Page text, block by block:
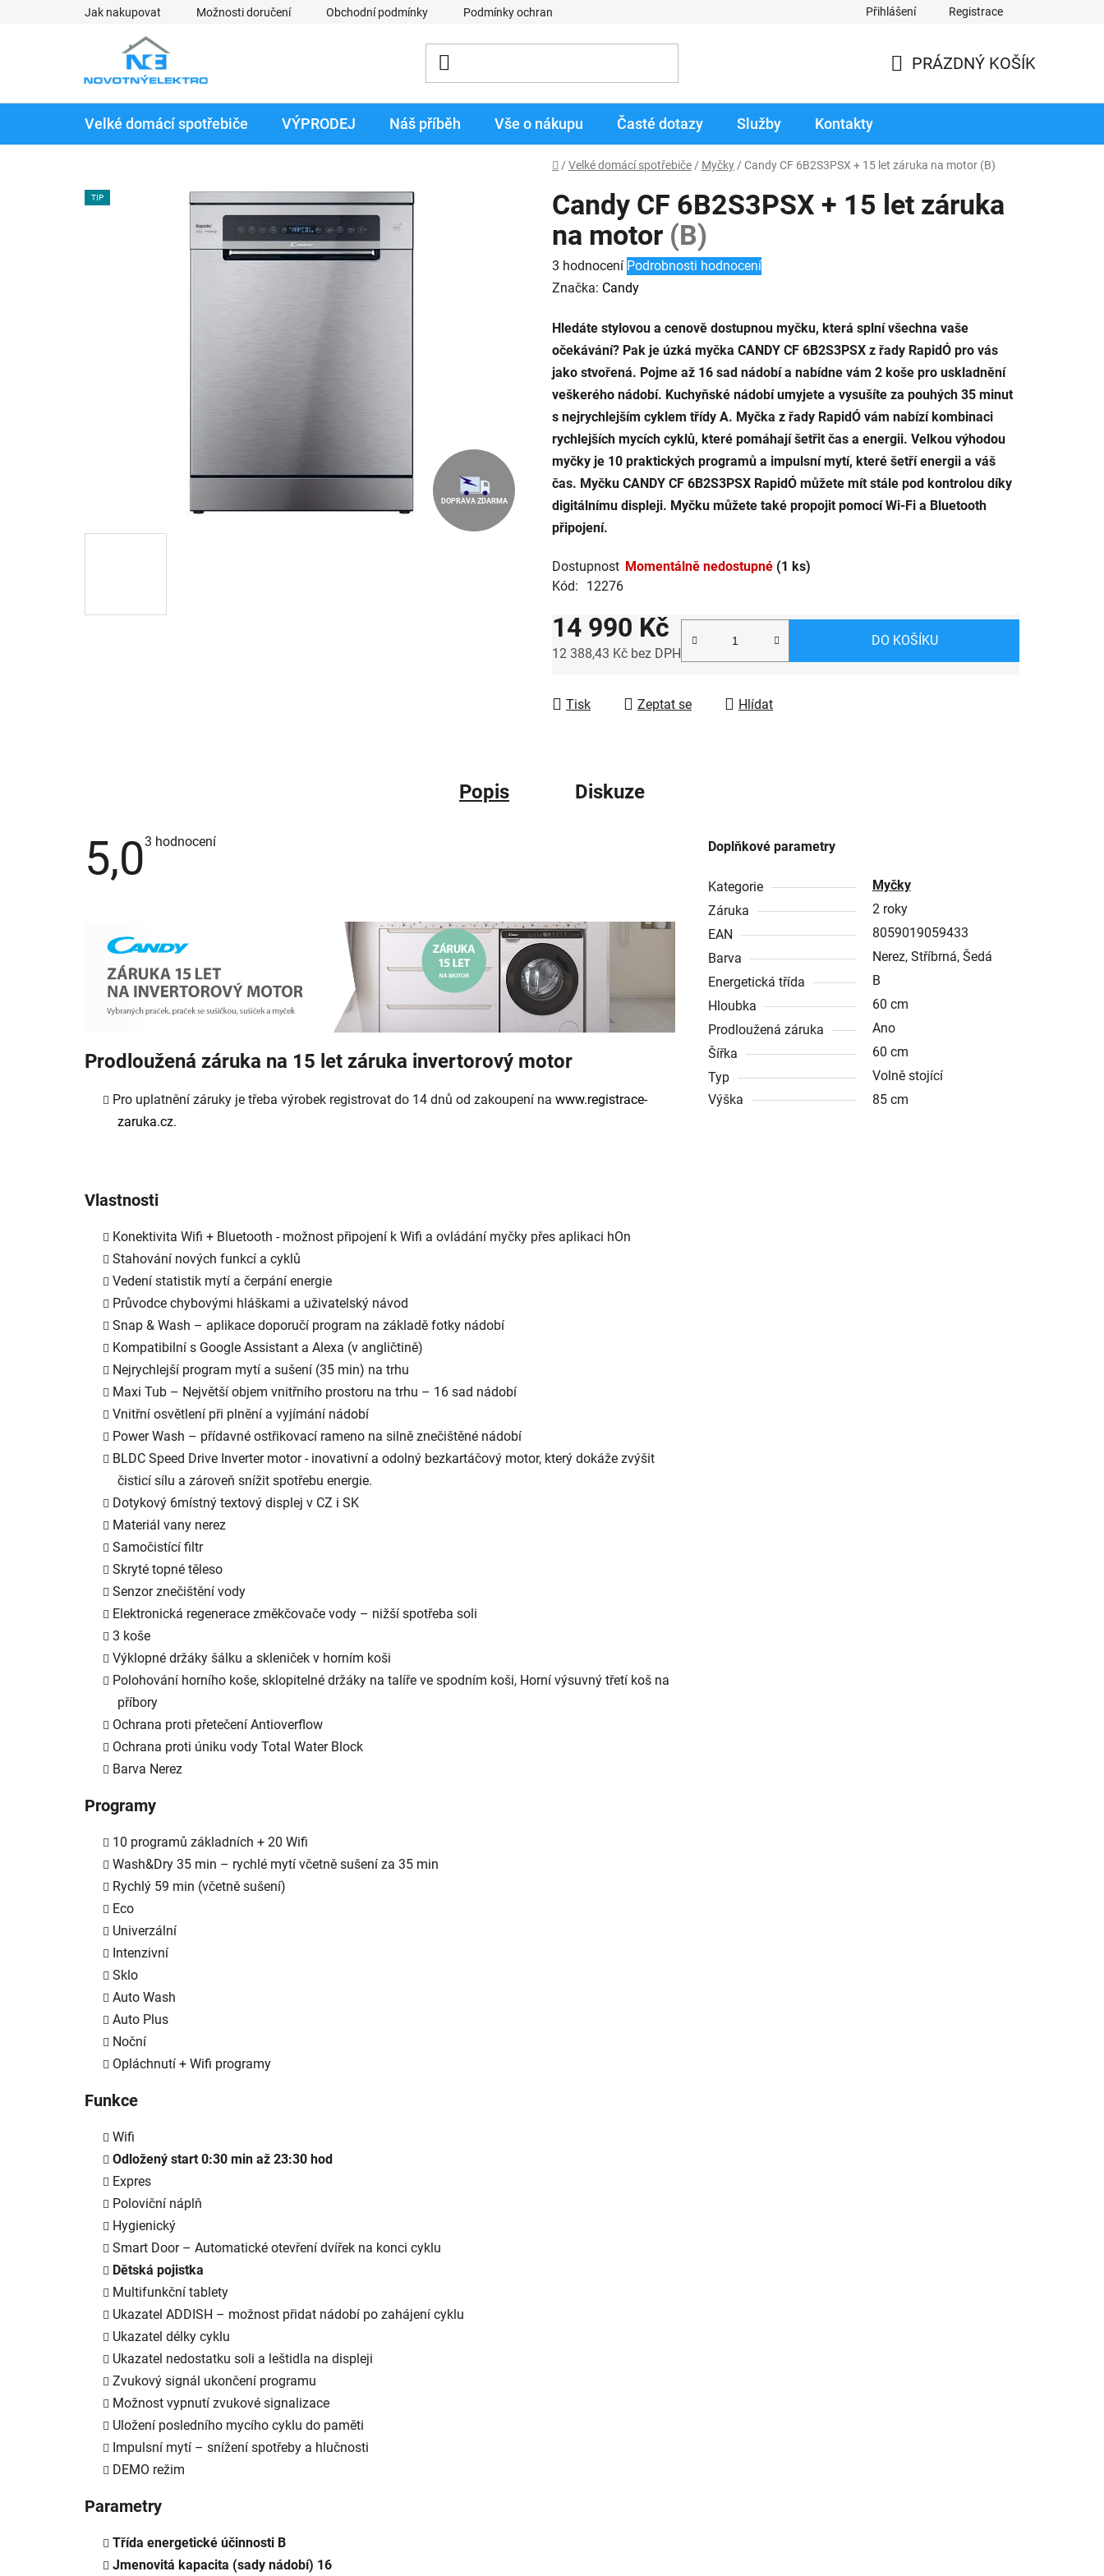
Jak nakupovat Možnosti doručení Obchodní podmínky Podmínky ochrany osobních údajů Obchodní podmínky prodloužené záruky Reklamace zboží v záruční době
Přihlášení Registrace
PRÁZDNÝ KOŠÍK
Velké domácí spotřebiče VÝPRODEJ Náš příběh Vše o nákupu Časté dotazy Služby Kontakty
Domů
/ Velké domácí spotřebiče / Myčky / Candy CF 6B2S3PSX + 15 let záruka na motor (B)
Candy CF 6B2S3PSX + 15 let záruka
na motor (B)
Průměrné
hodnocení
je
5,0
z
5
hvězdiček.
3 hodnocení Podrobnosti hodnocení
Značka: Candy
Hledáte stylovou a cenově dostupnou myčku, která splní všechna vaše
očekávání? Pak je úzká myčka CANDY CF 6B2S3PSX z řady RapidÓ pro vás
jako stvořená. Pojme až 16 sad nádobí a nabídne vám 2 koše pro uskladnění
veškerého nádobí. Kuchyňské nádobí umyjete a vysušíte za pouhých 35 minut
s nejrychlejším cyklem třídy A. Myčka z řady RapidÓ vám nabízí kombinaci
rychlejších mycích cyklů, které pomáhají šetřit čas a energii. Velkou výhodou
myčky je 10 praktických programů a impulsní mytí, které šetří energii a váš
čas. Myčku CANDY CF 6B2S3PSX RapidÓ můžete mít stále pod kontrolou díky
digitálnímu displeji. Myčku můžete také propojit pomocí Wi-Fi a Bluetooth
připojení.
Dostupnost Momentálně nedostupné (1 ks)
Kód:
12276
14 990 Kč
12 388,43 Kč bez DPH
DO KOŠÍKU
Tisk Zeptat se Hlídat
TIP
DOPRAVA ZDARMA
Popis Diskuze
5,0Průměrné
3 hodnocení
Prodloužená záruka na 15 let záruka invertorový motor
Pro uplatnění záruky je třeba výrobek registrovat do 14 dnů od zakoupení na www.registrace-
zaruka.cz.
Vlastnosti
Konektivita Wifi + Bluetooth - možnost připojení k Wifi a ovládání myčky přes aplikaci hOn
Stahování nových funkcí a cyklů
Vedení statistik mytí a čerpání energie
Průvodce chybovými hláškami a uživatelský návod
Snap & Wash – aplikace doporučí program na základě fotky nádobí
Kompatibilní s Google Assistant a Alexa (v angličtině)
Nejrychlejší program mytí a sušení (35 min) na trhu
Maxi Tub – Největší objem vnitřního prostoru na trhu – 16 sad nádobí
Vnitřní osvětlení při plnění a vyjímání nádobí
Power Wash – přídavné ostřikovací rameno na silně znečištěné nádobí
BLDC Speed Drive Inverter motor - inovativní a odolný bezkartáčový motor, který dokáže zvýšit
čisticí sílu a zároveň snížit spotřebu energie.
Dotykový 6místný textový displej v CZ i SK
Materiál vany nerez
Samočistící filtr
Skryté topné těleso
Senzor znečištění vody
Elektronická regenerace změkčovače vody – nižší spotřeba soli
3 koše
Výklopné držáky šálku a skleniček v horním koši
Polohování horního koše, sklopitelné držáky na talíře ve spodním koši, Horní výsuvný třetí koš na
příbory
Ochrana proti přetečení Antioverflow
Ochrana proti úniku vody Total Water Block
Barva Nerez
Programy
10 programů základních + 20 Wifi
Wash&Dry 35 min – rychlé mytí včetně sušení za 35 min
Rychlý 59 min (včetně sušení)
Eco
Univerzální
Intenzivní
Sklo
Auto Wash
Auto Plus
Noční
Opláchnutí + Wifi programy
Funkce
Wifi
Odložený start 0:30 min až 23:30 hod
Expres
Poloviční náplň
Hygienický
Smart Door – Automatické otevření dvířek na konci cyklu
Dětská pojistka
Multifunkční tablety
Ukazatel ADDISH – možnost přidat nádobí po zahájení cyklu
Ukazatel délky cyklu
Ukazatel nedostatku soli a leštidla na displeji
Zvukový signál ukončení programu
Možnost vypnutí zvukové signalizace
Uložení posledního mycího cyklu do paměti
Impulsní mytí – snížení spotřeby a hlučnosti
DEMO režim
Parametry
Třída energetické účinnosti B
Jmenovitá kapacita (sady nádobí) 16
Doplňkové parametry
Kategorie
Myčky
Záruka
2 roky
EAN
8059019059433
Barva
Nerez, Stříbrná, Šedá
Energetická třída
B
Hloubka
60 cm
Prodloužená záruka
Ano
Šířka
60 cm
Typ
Volně stojící
Výška
85 cm